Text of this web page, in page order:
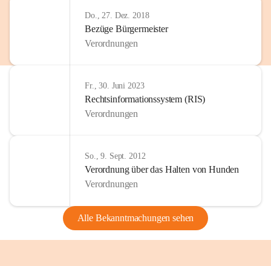
Do., 27. Dez. 2018
Bezüge Bürgermeister
Verordnungen
Fr., 30. Juni 2023
Rechtsinformationssystem (RIS)
Verordnungen
So., 9. Sept. 2012
Verordnung über das Halten von Hunden
Verordnungen
Alle Bekanntmachungen sehen